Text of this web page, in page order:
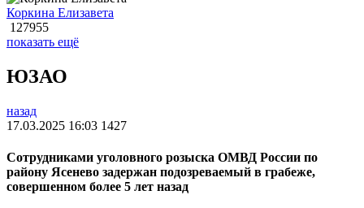
Коркина Елизавета
127955
показать ещё
ЮЗАО
назад
17.03.2025 16:03 1427
Сотрудниками уголовного розыска ОМВД России по
району Ясенево задержан подозреваемый в грабеже,
совершенном более 5 лет назад